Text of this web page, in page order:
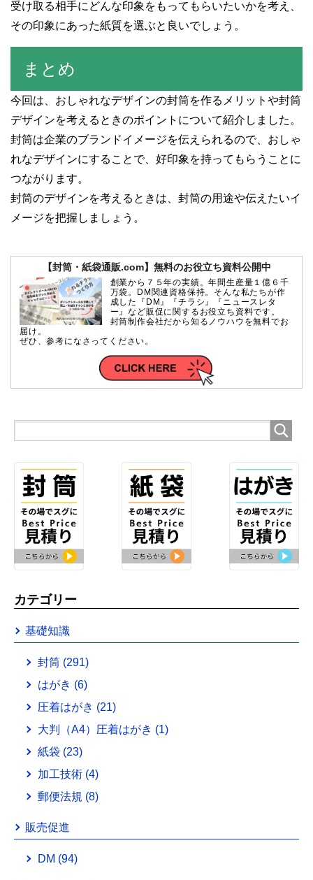
受け取る相手にどんな印象をもってもらいたいかを考え、
その印象にあった紙質を選ぶと良いでしょう。
まとめ
今回は、おしゃれなデザインの封筒を作るメリットや封筒
デザインを考えるときのポイントについて紹介しました。
封筒は企業のブランドイメージを伝えられるので、おしゃ
れなデザインにすることで、好印象を持ってもらうことに
つながります。
封筒のデザインを考えるときは、封筒の用途や伝えたいイ
メージを把握しましょう。
【封筒・紙袋通販.com】無料のお役立ち資料公開中
創業から７５年の実績。年間生産量１億６千
万袋。DM関連資格保持。そんな私たちが作
成した『DM』『チラシ』『ニュースレタ
ー』など販促に関するお役立ち資料です。
封筒制作会社だから知るノウハウを無料でお
届け。
ぜひ、参考になさってください。
カテゴリー
基礎知識
封筒 (291)
はがき (6)
圧着はがき (21)
大判（A4）圧着はがき (1)
紙袋 (23)
加工技術 (4)
郵便法規 (8)
販売促進
DM (94)